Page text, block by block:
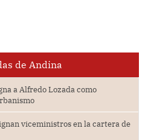
de Andina
a Alfredo Lozada como
viceministros en la cartera de